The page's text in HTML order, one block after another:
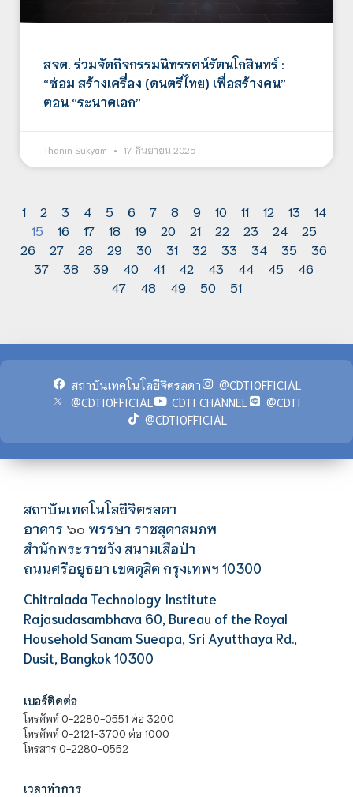
สจด. ร่วมจัดกิจกรรมนิทรรศน์รัตนโกสินทร์ :
“ซ่อม สร้างเครื่อง (ดนตรีไทย) เพื่อสร้างคน”
ตอน “ระนาดเอก”
Thanin Sukyam 17 กันยายน 2025
1 2 3 4 5 6 7 8 9 10 11 12 13
14
15
16 17 18 19 20 21 22 23 24
25
26
27 28 29 30 31 32 33 34 35
36
37
38 39 40 41 42 43 44 45
46
47
48 49 50 51
สถาบันเทคโนโลยีจิตรลดา
@CDTIOFFICIAL
@CDTIOFFICIAL
CDTI CHANNEL
@CDTI
@CDTIOFFICIAL
สถาบันเทคโนโลยีจิตรลดา
อาคาร ๖๐ พรรษา ราชสุดาสมภพ
สำนักพระราชวัง สนามเสือป่า
ถนนศรีอยุธยา เขตดุสิต กรุงเทพฯ 10300
Chitralada Technology Institute
Rajasudasambhava 60, Bureau of the Royal
Household Sanam Sueapa, Sri Ayutthaya Rd.,
Dusit, Bangkok 10300
เบอร์ติดต่อ
โทรศัพท์ 0-2280-0551 ต่อ 3200
โทรศัพท์ 0-2121-3700 ต่อ 1000
โทรสาร 0-2280-0552
เวลาทำการ